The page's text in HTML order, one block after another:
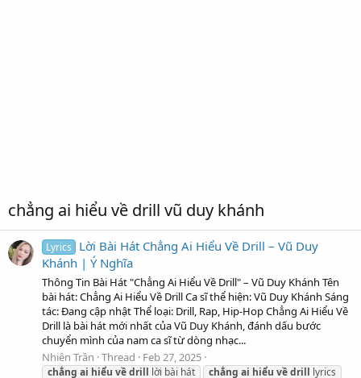
chẳng ai hiểu về drill vũ duy khánh
Lyrics
Lời Bài Hát Chẳng Ai Hiểu Về Drill – Vũ Duy
Khánh | Ý Nghĩa
Thông Tin Bài Hát "Chẳng Ai Hiểu Về Drill" – Vũ Duy Khánh Tên
bài hát: Chẳng Ai Hiểu Về Drill Ca sĩ thể hiện: Vũ Duy Khánh Sáng
tác: Đang cập nhật Thể loại: Drill, Rap, Hip-Hop Chẳng Ai Hiểu Về
Drill là bài hát mới nhất của Vũ Duy Khánh, đánh dấu bước
chuyển mình của nam ca sĩ từ dòng nhạc...
Nhiên Trần Thread Feb 27, 2025
chẳng ai hiểu vềdrill lời bài hát chẳng ai hiểu vềdrill lyrics